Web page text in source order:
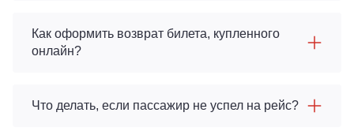
Как оформить возврат билета, купленного
онлайн?
Что делать, если пассажир не успел на рейс?